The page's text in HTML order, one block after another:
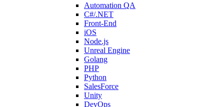
Automation QA
C#/.NET
Front-End
iOS
Node.js
Unreal Engine
Golang
PHP
Python
SalesForce
Unity
DevOps